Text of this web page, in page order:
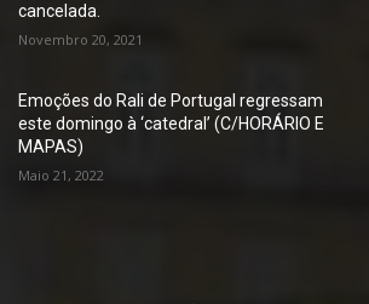
cancelada.
Novembro 20, 2021
Emoções do Rali de Portugal regressam
este domingo à ‘catedral’ (C/HORÁRIO E
MAPAS)
Maio 21, 2022